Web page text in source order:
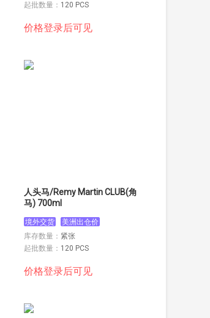
起批数量： 120 PCS
价格登录后可见
人头马/Remy Martin CLUB(角
马) 700ml
境外交货
美洲出仓价
库存数量： 紧张
起批数量： 120 PCS
价格登录后可见